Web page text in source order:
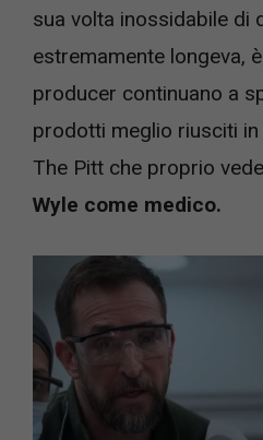
sua volta inossidabile di
estremamente longeva,
producer continuano a
prodotti meglio riusciti
The Pitt che proprio vede
Wyle come medico.